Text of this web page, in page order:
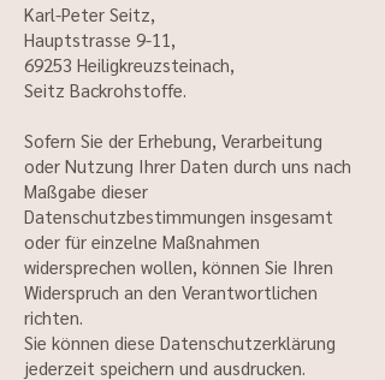
Karl-Peter Seitz,
Hauptstrasse 9-11,
69253 Heiligkreuzsteinach,
Seitz Backrohstoffe.
Sofern Sie der Erhebung, Verarbeitung
oder Nutzung Ihrer Daten durch uns nach
Maßgabe dieser
Datenschutzbestimmungen insgesamt
oder für einzelne Maßnahmen
widersprechen wollen, können Sie Ihren
Widerspruch an den Verantwortlichen
richten.
Sie können diese Datenschutzerklärung
jederzeit speichern und ausdrucken.